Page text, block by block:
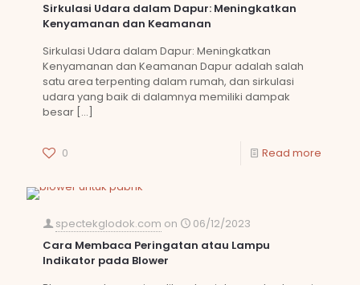
Sirkulasi Udara dalam Dapur: Meningkatkan
Kenyamanan dan Keamanan
Sirkulasi Udara dalam Dapur: Meningkatkan
Kenyamanan dan Keamanan Dapur adalah salah
satu area terpenting dalam rumah, dan sirkulasi
udara yang baik di dalamnya memiliki dampak
besar […]
0 Read more
spectekglodok.com on
06/12/2023
Cara Membaca Peringatan atau Lampu
Indikator pada Blower